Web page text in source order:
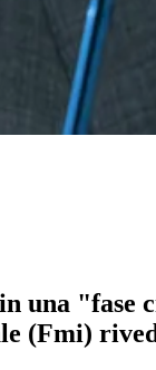
una "fase
(Fmi)